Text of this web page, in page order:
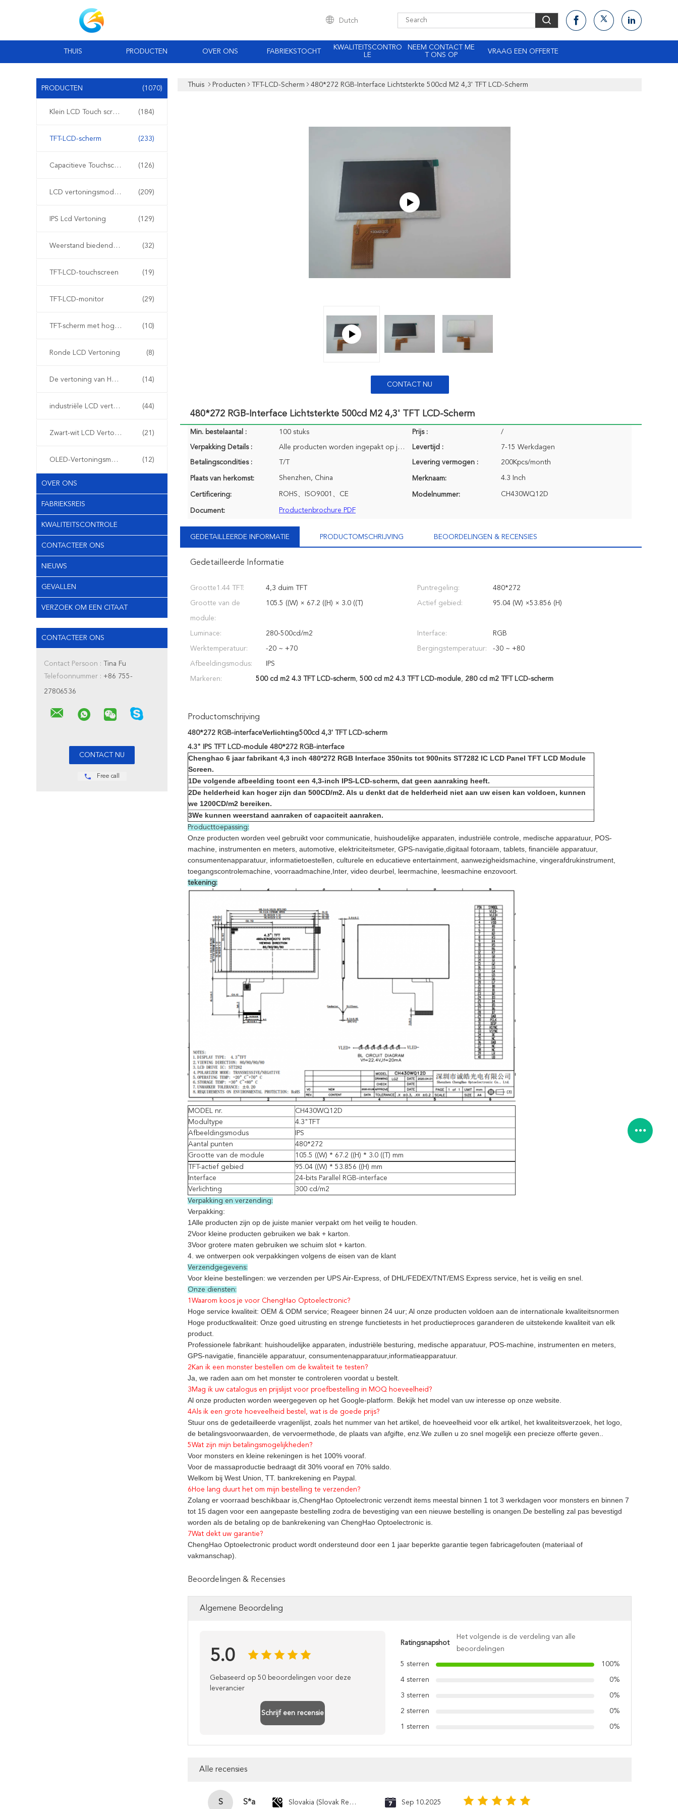
Dutch
THUIS PRODUCTEN OVER ONS FABRIEKSTOCHT
KWALITEITSCONTRO
LE
NEEM CONTACT ME
T ONS OP
VRAAG EEN OFFERTE
PRODUCTEN (1070)
Klein LCD Touch screen (184)
TFT-LCD-scherm (233)
Capacitieve Touchscreen van TFT LCD (126)
LCD vertoningsmodule (209)
IPS Lcd Vertoning (129)
Weerstand biedende LCD Vertoning (32)
TFT-LCD-touchscreen (19)
TFT-LCD-monitor (29)
TFT-scherm met hoge helderheid (10)
Ronde LCD Vertoning (8)
De vertoning van HD tft (14)
industriële LCD vertoning (44)
Zwart-wit LCD Vertoning (21)
OLED-Vertoningsmodule (12)
OVER ONS
FABRIEKSREIS
KWALITEITSCONTROLE
CONTACTEER ONS
NIEUWS
GEVALLEN
VERZOEK OM EEN CITAAT
CONTACTEER ONS
Contact Persoon : Tina Fu
Telefoonnummer : +86 755-
27806536
Free call
Thuis Producten TFT-LCD-Scherm 480*272 RGB-Interface Lichtsterkte 500cd M2 4,3' TFT LCD-Scherm
CONTACT NU
480*272 RGB-Interface Lichtsterkte 500cd M2 4,3' TFT LCD-Scherm
Min. bestelaantal : 100 stuks Prijs : /
Verpakking Details : Alle producten worden ingepakt op juiste manier om het te houden brandkast. Voor kleine grootte van Levertijd : 7-15 Werkdagen
Betalingscondities : T/T Levering vermogen : 200Kpcs/month
Plaats van herkomst: Shenzhen, China Merknaam: 4.3 Inch
Certificering: ROHS、ISO9001、CE Modelnummer: CH430WQ12D
Document: Productenbrochure PDF
GEDETAILLEERDE INFORMATIE PRODUCTOMSCHRIJVING BEOORDELINGEN & RECENSIES
Gedetailleerde Informatie
Grootte1.44 TFT: 4,3 duim TFT Puntregeling: 480*272
Grootte van de
module:
105.5 ((W) × 67.2 ((H) × 3.0 ((T) Actief gebied: 95.04 (W) ×53.856 (H)
Luminace: 280-500cd/m2 Interface: RGB
Werktemperatuur: -20 ~ +70 Bergingstemperatuur: -30 ~ +80
Afbeeldingsmodus: IPS
Markeren: 500 cd m2 4.3 TFT LCD-scherm, 500 cd m2 4.3 TFT LCD-module, 280 cd m2 TFT LCD-scherm
Productomschrijving
480*272 RGB-interfaceVerlichting500cd 4,3' TFT LCD-scherm
4.3" IPS TFT LCD-module 480*272 RGB-interface
Chenghao 6 jaar fabrikant 4,3 inch 480*272 RGB Interface 350nits tot 900nits ST7282 IC LCD Panel TFT LCD Module
Screen.
1De volgende afbeelding toont een 4,3-inch IPS-LCD-scherm, dat geen aanraking heeft.
2De helderheid kan hoger zijn dan 500CD/m2. Als u denkt dat de helderheid niet aan uw eisen kan voldoen, kunnen
we 1200CD/m2 bereiken.
3We kunnen weerstand aanraken of capaciteit aanraken.
Producttoepassing:
Onze producten worden veel gebruikt voor communicatie, huishoudelijke apparaten, industriële controle, medische apparatuur, POS-
machine, instrumenten en meters, automotive, elektriciteitsmeter, GPS-navigatie,digitaal fotoraam, tablets, financiële apparatuur,
consumentenapparatuur, informatietoestellen, culturele en educatieve entertainment, aanwezigheidsmachine, vingerafdrukinstrument,
toegangscontrolemachine, voorraadmachine,Inter, video deurbel, leermachine, leesmachine enzovoort.
tekening:
MODEL nr.
CH430WQ12D
Modultype
4.3"TFT
Afbeeldingsmodus
IPS
Aantal punten
480*272
Grootte van de module
105.5 ((W) * 67.2 ((H) * 3.0 ((T) mm
TFT-actief gebied
95.04 ((W) * 53.856 ((H) mm
Interface
24-bits Parallel RGB-interface
Verlichting
300 cd/m2
Verpakking en verzending:
Verpakking:
1Alle producten zijn op de juiste manier verpakt om het veilig te houden.
2Voor kleine producten gebruiken we bak + karton.
3Voor grotere maten gebruiken we schuim slot + karton.
4. we ontwerpen ook verpakkingen volgens de eisen van de klant
Verzendgegevens:
Voor kleine bestellingen: we verzenden per UPS Air-Express, of DHL/FEDEX/TNT/EMS Express service, het is veilig en snel.
Onze diensten:
1Waarom koos je voor ChengHao Optoelectronic?
Hoge service kwaliteit: OEM & ODM service; Reageer binnen 24 uur; Al onze producten voldoen aan de internationale kwaliteitsnormen
Hoge productkwaliteit: Onze goed uitrusting en strenge functietests in het productieproces garanderen de uitstekende kwaliteit van elk
product.
Professionele fabrikant: huishoudelijke apparaten, industriële besturing, medische apparatuur, POS-machine, instrumenten en meters,
GPS-navigatie, financiële apparatuur, consumentenapparatuur,informatieapparatuur.
2Kan ik een monster bestellen om de kwaliteit te testen?
Ja, we raden aan om het monster te controleren voordat u bestelt.
3Mag ik uw catalogus en prijslijst voor proefbestelling in MOQ hoeveelheid?
Al onze producten worden weergegeven op het Google-platform. Bekijk het model van uw interesse op onze website.
4Als ik een grote hoeveelheid bestel, wat is de goede prijs?
Stuur ons de gedetailleerde vragenlijst, zoals het nummer van het artikel, de hoeveelheid voor elk artikel, het kwaliteitsverzoek, het logo,
de betalingsvoorwaarden, de vervoermethode, de plaats van afgifte, enz.We zullen u zo snel mogelijk een precieze offerte geven..
5Wat zijn mijn betalingsmogelijkheden?
Voor monsters en kleine rekeningen is het 100% vooraf.
Voor de massaproductie bedraagt dit 30% vooraf en 70% saldo.
Welkom bij West Union, TT. bankrekening en Paypal.
6Hoe lang duurt het om mijn bestelling te verzenden?
Zolang er voorraad beschikbaar is,ChengHao Optoelectronic verzendt items meestal binnen 1 tot 3 werkdagen voor monsters en binnen 7
tot 15 dagen voor een aangepaste bestelling zodra de bevestiging van een nieuwe bestelling is onangen.De bestelling zal pas bevestigd
worden als de betaling op de bankrekening van ChengHao Optoelectronic is.
7Wat dekt uw garantie?
ChengHao Optoelectronic product wordt ondersteund door een 1 jaar beperkte garantie tegen fabricagefouten (materiaal of
vakmanschap).
Beoordelingen & Recensies
Algemene Beoordeling
5.0
Gebaseerd op 50 beoordelingen voor deze
leverancier
Schrijf een recensie
Ratingsnapshot
Het volgende is de verdeling van alle
beoordelingen
5 sterren 100%
4 sterren 0%
3 sterren 0%
2 sterren 0%
1 sterren 0%
Alle recensies
S S*a Slovakia (Slovak Republic) Sep 10.2025